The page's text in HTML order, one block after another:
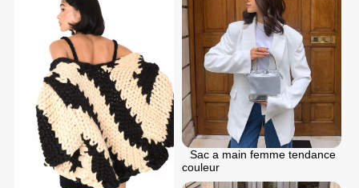
Sac a main femme tendance
couleur